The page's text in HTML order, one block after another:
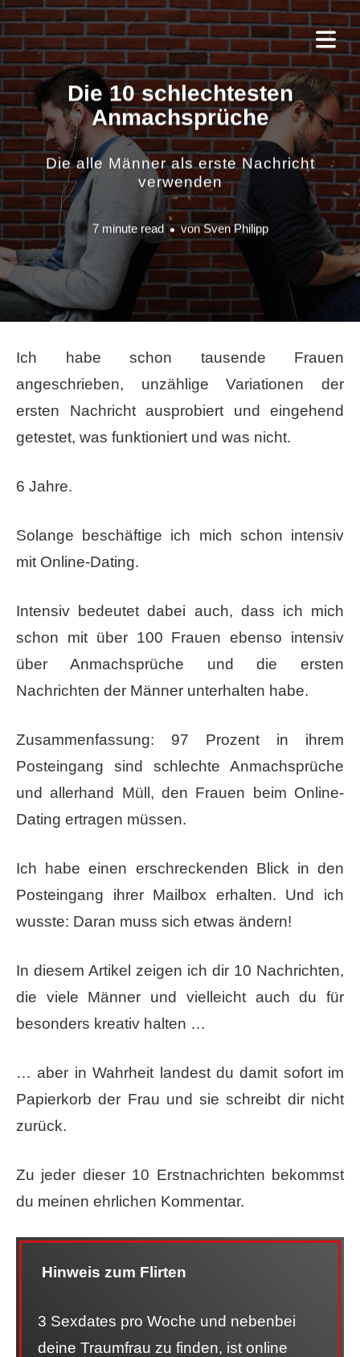
Die 10 schlechtesten
Anmachsprüche
Die alle Männer als erste Nachricht
verwenden
7 minute read vonSven Philipp
Ich habe schon tausende Frauen
angeschrieben, unzählige Variationen der
ersten Nachricht ausprobiert und eingehend
getestet, was funktioniert und was nicht.
6 Jahre.
Solange​ beschäftige ich mich schon intensiv
mit Online-Dating.
Intensiv bedeutet dabei auch, dass ich mich
schon mit über 100 Frauen ebenso intensiv
über Anmachsprüche und die ersten
Nachrichten der Männer unterhalten habe.
Zusammenfassung: 97 Prozent in ihrem
Posteingang sind schlechte Anmachsprüche
und allerhand Müll, den Frauen beim Online-
Dating ertragen müssen.
Ich habe einen erschreckenden Blick in den
Posteingang ihrer Mailbox erhalten. Und ich
wusste: Daran muss sich etwas ändern!
In diesem Artikel zeigen ich dir 10 Nachrichten,
die viele Männer und vielleicht auch du für
besonders kreativ halten …
… aber in Wahrheit landest du damit sofort im
Papierkorb der Frau und sie schreibt dir nicht
zurück.
Zu jeder dieser 10 Erstnachrichten bekommst
du meinen ehrlichen Kommentar.
Hinweis zum Flirten
3 Sexdates pro Woche und nebenbei
deine Traumfrau zu finden, ist online